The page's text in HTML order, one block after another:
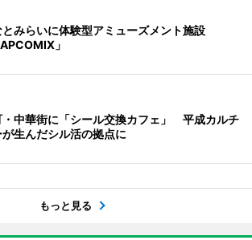
みらいに体験型アミューズメント施設
」
・中華街に「シール交換カフェ」 平成カルチ
が生んだシル活の拠点に
もっと見る